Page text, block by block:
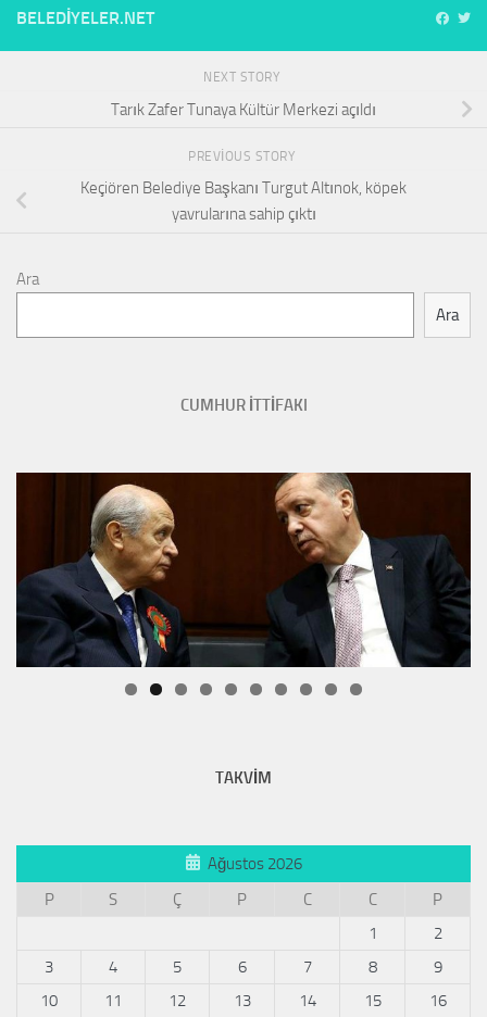
BELEDIYELER.NET
NEXT STORY
Tarık Zafer Tunaya Kültür Merkezi açıldı
PREVIOUS STORY
Keçiören Belediye Başkanı Turgut Altınok, köpek
yavrularına sahip çıktı
Ara
Ara
CUMHUR İTTİFAKI
TAKVİM
Ağustos 2026
P
S Ç P C C
P
1
2
3
4 5 6 7 8
9
10
11 12 13 14 15
16